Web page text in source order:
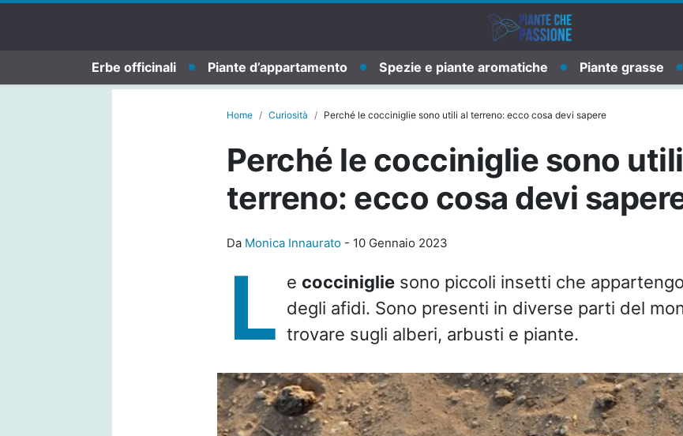
Erbe officinali Piante d’appartamento Spezie e piante aromatiche Piante grasse
Home Curiosità Perché le cocciniglie sono utili al terreno: ecco cosa devi sapere
Perché le cocciniglie sono
terreno: ecco cosa devi
Da Monica Innaurato- 10 Gennaio 2023
L e coccinigliesono piccoli insetti che
degli afidi. Sono presenti in diverse parti del
trovare sugli alberi, arbusti e piante.